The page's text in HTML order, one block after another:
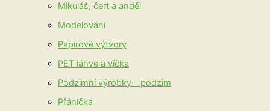
Mikuláš, čert a anděl
Modelování
Papírové výtvory
PET láhve a víčka
Podzimní výrobky – podzim
Přáníčka